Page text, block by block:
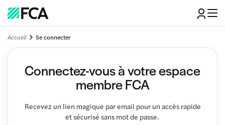
Accueil Se connecter
Connectez-vous à votre espace
membre FCA
Recevez un lien magique par email pour un accès rapide
et sécurisé sans mot de passe.